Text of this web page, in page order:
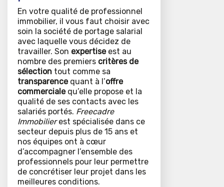
En votre qualité de professionnel
immobilier, il vous faut choisir avec
soin la société de portage salarial
avec laquelle vous décidez de
travailler. Son expertiseest au
nombre des premiers critères de
sélection tout comme sa
transparencequant à l’offre
commerciale qu’elle propose et la
qualité de ses contacts avec les
salariés portés. Freecadre
Immobilierest spécialisée dans ce
secteur depuis plus de 15 ans et
nos équipes ont à cœur
d’accompagner l’ensemble des
professionnels pour leur permettre
de concrétiser leur projet dans les
meilleures conditions.